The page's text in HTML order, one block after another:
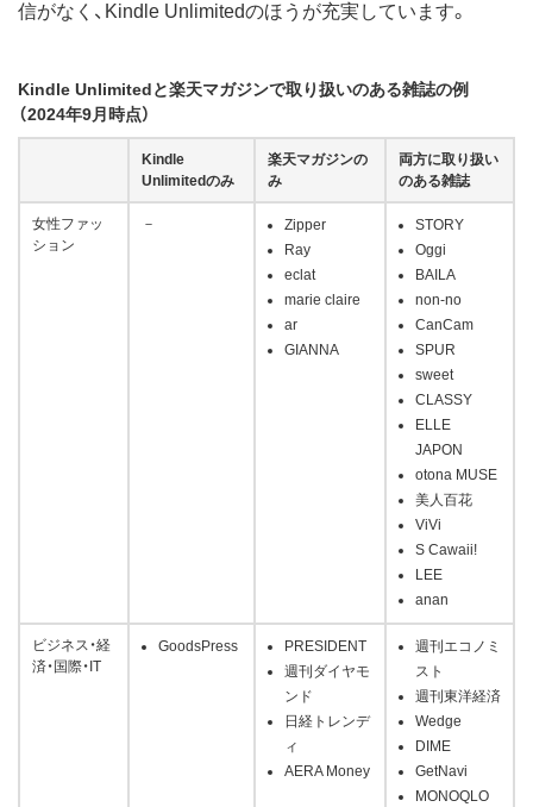
信がなく、Kindle Unlimitedのほうが充実しています。
Kindle Unlimitedと楽天マガジンで取り扱いのある雑誌の例
（2024年9月時点）
Kindle
Unlimitedのみ
楽天マガジンの
み
両方に取り扱い
のある雑誌
女性ファッ
ション
－
Zipper
Ray
eclat
marie claire
ar
GIANNA
STORY
Oggi
BAILA
non-no
CanCam
SPUR
sweet
CLASSY
ELLE
JAPON
otona MUSE
美人百花
ViVi
S Cawaii!
LEE
anan
ビジネス・経
済・国際・IT
GoodsPress
PRESIDENT
週刊ダイヤモ
ンド
日経トレンデ
ィ
AERA Money
週刊エコノミ
スト
週刊東洋経済
Wedge
DIME
GetNavi
MONOQLO